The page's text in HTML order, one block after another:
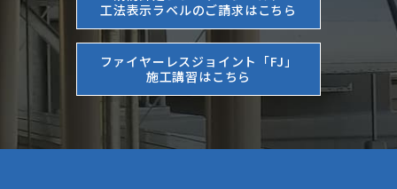
工法表示ラベルのご請求はこちら
ファイヤーレスジョイント「FJ」
施工講習はこちら